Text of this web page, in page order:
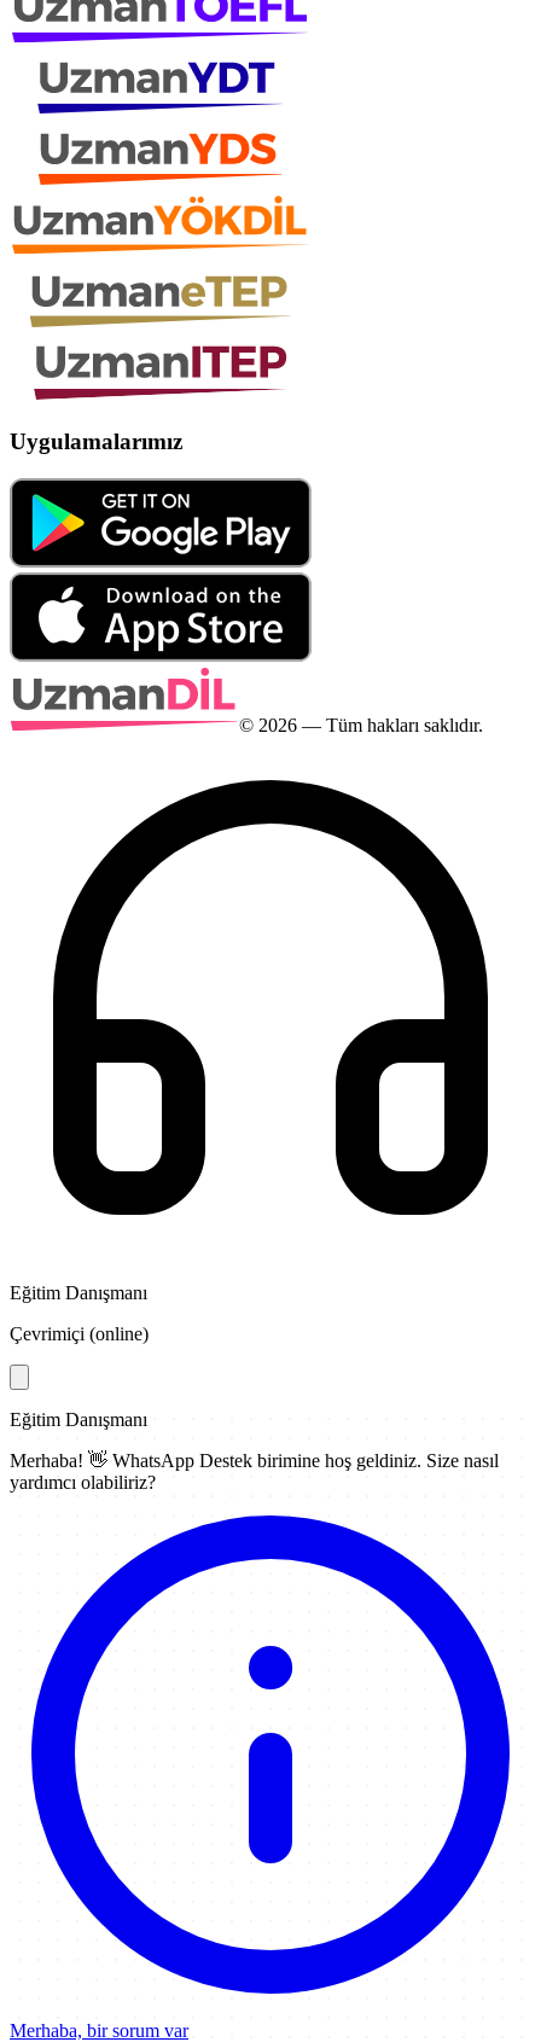
Uygulamalarımız
© 2026 — Tüm hakları saklıdır.
Eğitim Danışmanı
Çevrimiçi (online)
Eğitim Danışmanı
Merhaba! 👋 WhatsApp Destek birimine hoş geldiniz. Size nasıl
yardımcı olabiliriz?
Merhaba, bir sorum var